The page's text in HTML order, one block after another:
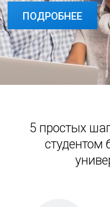
ПОДРОБНЕЕ
5 простых
студентом